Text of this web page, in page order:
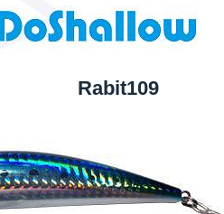
Rabit109